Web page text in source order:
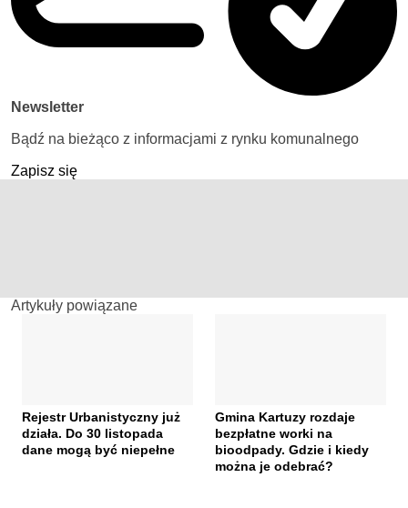
Newsletter
Bądź na bieżąco z informacjami z rynku komunalnego
Zapisz się
Artykuły powiązane
Rejestr Urbanistyczny już
działa. Do 30 listopada
dane mogą być niepełne
Gmina Kartuzy rozdaje
bezpłatne worki na
bioodpady. Gdzie i kiedy
można je odebrać?